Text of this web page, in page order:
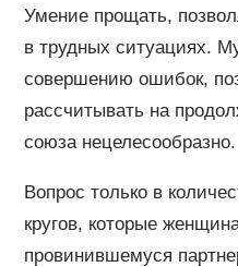
Умение прощать,
в трудных ситуациях.
совершению ошибок,
рассчитывать на
союза нецелесообразно.
Вопрос только в
кругов, которые
провинившемуся